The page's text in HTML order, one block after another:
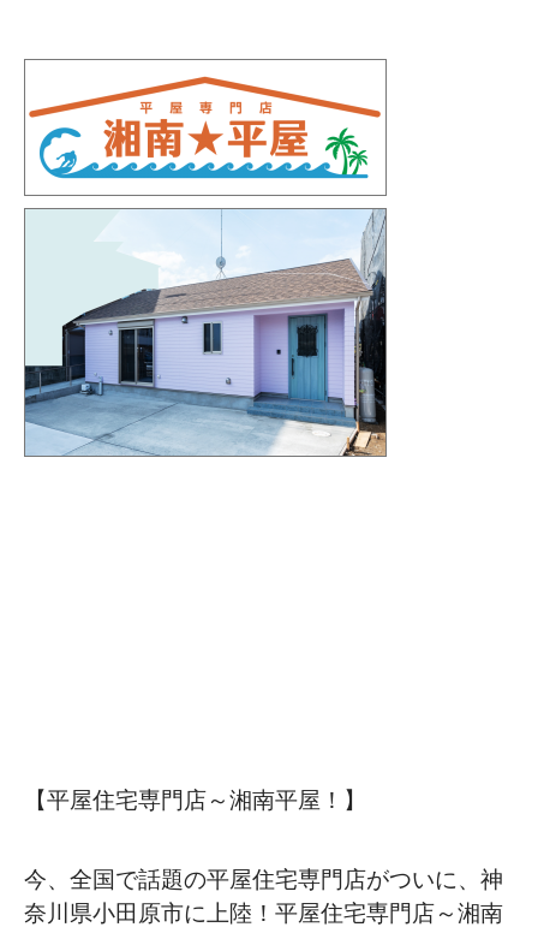
【平屋住宅専門店～湘南平屋！】
今、全国で話題の平屋住宅専門店がついに、神
奈川県小田原市に上陸！平屋住宅専門店～湘南